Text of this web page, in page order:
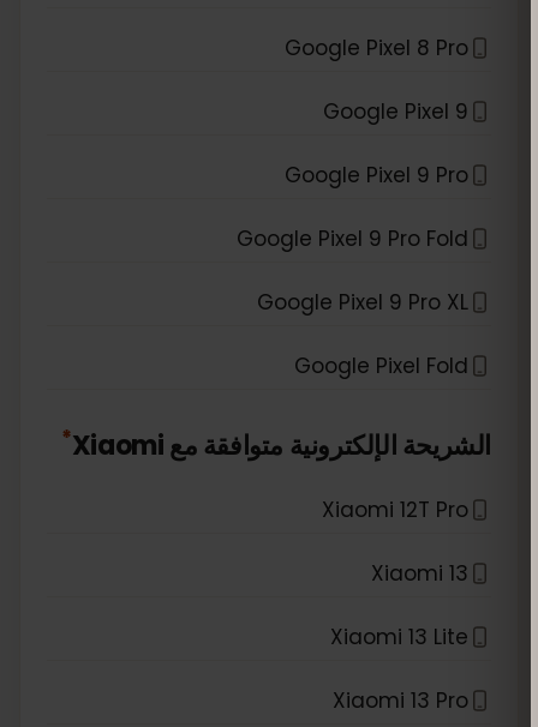
Google Pixel 8 Pro
Google Pixel 9
Google Pixel 9 Pro
Google Pixel 9 Pro Fold
Google Pixel 9 Pro XL
Google Pixel Fold
الشريحة الإلكترونية متوافقة معXiaomi
*
Xiaomi 12T Pro
Xiaomi 13
Xiaomi 13 Lite
Xiaomi 13 Pro